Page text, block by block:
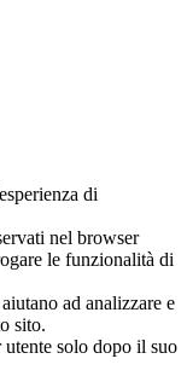
di
nel browser
le funzionalità di
ad analizzare e
sito.
solo dopo il suo